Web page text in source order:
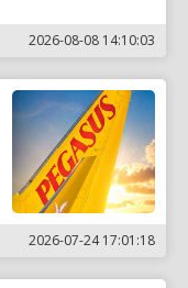
2026-08-08 14:10:03
2026-07-24 17:01:18